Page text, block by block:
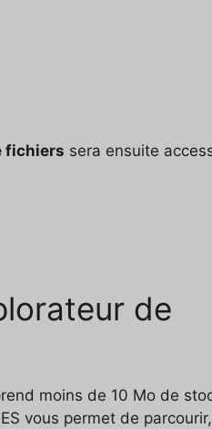
fichiers sera ensuite
de
moins de 10 Mo de
vous permet de